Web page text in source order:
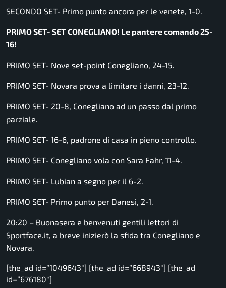
SECONDO SET- Primo punto ancora per le venete, 1-0.
PRIMO SET- SET CONEGLIANO! Le pantere comando 25-
16!
PRIMO SET- Nove set-point Conegliano, 24-15.
PRIMO SET- Novara prova a limitare i danni, 23-12.
PRIMO SET- 20-8, Conegliano ad un passo dal primo
parziale.
PRIMO SET- 16-6, padrone di casa in pieno controllo.
PRIMO SET- Conegliano vola con Sara Fahr, 11-4.
PRIMO SET- Lubian a segno per il 6-2.
PRIMO SET- Primo punto per Danesi, 2-1.
20:20 – Buonasera e benvenuti gentili lettori di
Sportface.it, a breve inizierò la sfida tra Conegliano e
Novara.
[the_ad id=”1049643″] [the_ad id=”668943″] [the_ad
id=”676180″]